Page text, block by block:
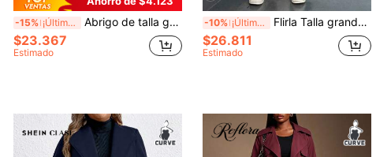
-15% ¡Últimos 3 días Abrigo de talla grande de longitud media, cierre con botones delanteros, cuello redondo, manga larga, abrigo de punto de unicolor, superventas de otoño/invierno primavera
$23.367
Estimado
-10% ¡Últimos 3 días Flirla Talla grande Gabardina de doble botonadura con cinturón
$26.811
Estimado